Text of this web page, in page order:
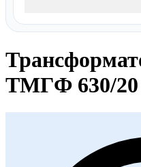
ТМГФ 630/